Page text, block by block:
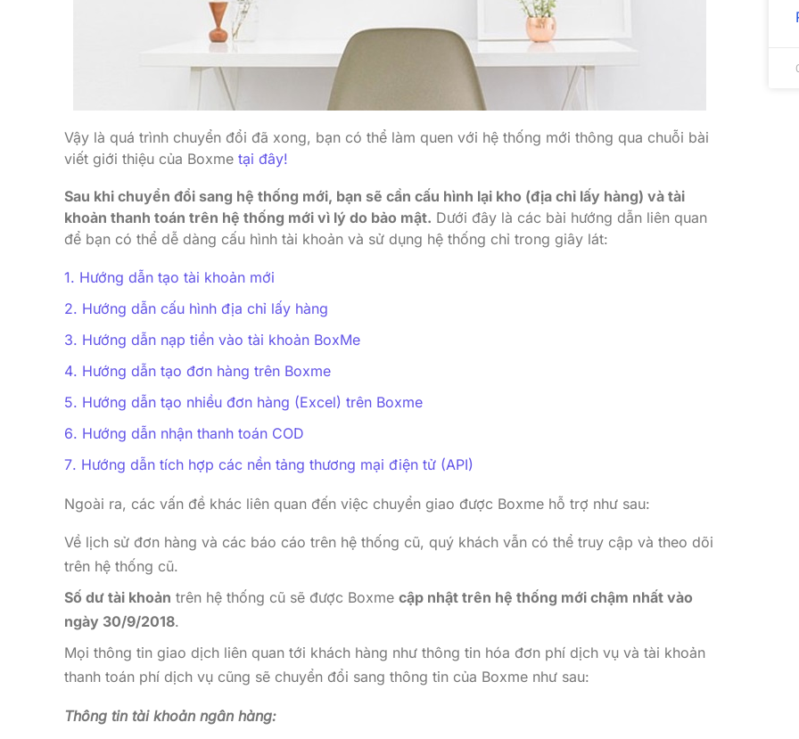
Vậy là quá trình chuyển đổi đã xong, bạn có thể làm quen với hệ thống mới thông qua chuỗi bài
viết giới thiệu của Boxme tại đây!
Sau khi chuyển đổi sang hệ thống mới, bạn sẽ cần cấu hình lại kho (địa chỉ lấy hàng) và tài
khoản thanh toán trên hệ thống mới vì lý do bảo mật. Dưới đây là các bài hướng dẫn liên quan
để bạn có thể dễ dàng cấu hình tài khoản và sử dụng hệ thống chỉ trong giây lát:
Hướng dẫn tạo tài khoản mới
Hướng dẫn cấu hình địa chỉ lấy hàng
Hướng dẫn nạp tiền vào tài khoản BoxMe
Hướng dẫn tạo đơn hàng trên Boxme
Hướng dẫn tạo nhiều đơn hàng (Excel) trên Boxme
Hướng dẫn nhận thanh toán COD
Hướng dẫn tích hợp các nền tảng thương mại điện tử (API)
Ngoài ra, các vấn đề khác liên quan đến việc chuyển giao được Boxme hỗ trợ như sau:
Về lịch sử đơn hàng và các báo cáo trên hệ thống cũ, quý khách vẫn có thể truy cập và theo dõi
trên hệ thống cũ.
Số dư tài khoản trên hệ thống cũ sẽ được Boxme cập nhật trên hệ thống mới chậm nhất vào
ngày 30/9/2018.
Mọi thông tin giao dịch liên quan tới khách hàng như thông tin hóa đơn phí dịch vụ và tài khoản
thanh toán phí dịch vụ cũng sẽ chuyển đổi sang thông tin của Boxme như sau:
Thông tin tài khoản ngân hàng: